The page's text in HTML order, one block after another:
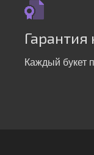
Гарантия
Каждый букет